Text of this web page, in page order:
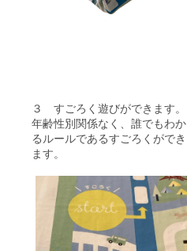
３ すごろく遊びができます。
年齢性別関係なく、誰でもわか
るルールであるすごろくができ
ます。